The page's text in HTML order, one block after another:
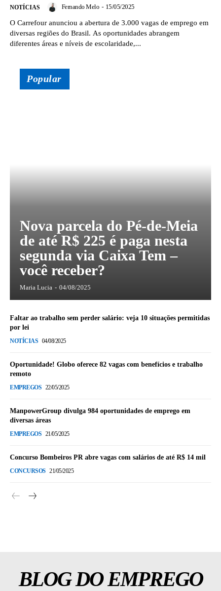
NOTÍCIAS Fernando Melo - 15/05/2025
O Carrefour anunciou a abertura de 3.000 vagas de emprego em
diversas regiões do Brasil. As oportunidades abrangem
diferentes áreas e níveis de escolaridade,...
Popular
Nova parcela do Pé-de-Meia
de até R$ 225 é paga nesta
segunda via Caixa Tem –
você receber?
Maria Lucia - 04/08/2025
Faltar ao trabalho sem perder salário: veja 10 situações permitidas
por lei
NOTÍCIAS 04/08/2025
Oportunidade! Globo oferece 82 vagas com benefícios e trabalho
remoto
EMPREGOS 22/05/2025
ManpowerGroup divulga 984 oportunidades de emprego em
diversas áreas
EMPREGOS 21/05/2025
Concurso Bombeiros PR abre vagas com salários de até R$ 14 mil
CONCURSOS 21/05/2025
BLOG DO EMPREGO